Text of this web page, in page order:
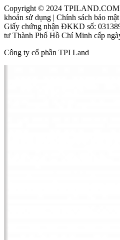
Copyright © 2024
khoản sử dụng | Chính sách bảo mật
Giấy chứng nhận ĐKKD số:
tư Thành Phố Hồ Chí Minh cấp
Công ty cổ phần TPI Land